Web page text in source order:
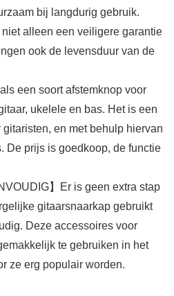
bij langdurig gebruik.
alleen een veiligere garantie
ook de levensduur van de
een soort afstemknop voor
ukelele en bas. Het is een
en met behulp hiervan
De prijs is goedkoop, de functie
】Er is geen extra stap
gitaarsnaarkap gebruikt
Deze accessoires voor
te gebruiken in het
ze erg populair worden.